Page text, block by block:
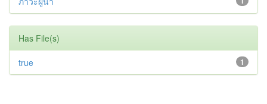
Has File(s)
1
true